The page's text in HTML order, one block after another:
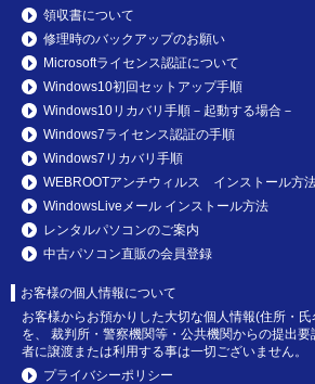
領収書について
修理時のバックアップのお願い
Microsoftライセンス認証について
Windows10初回セットアップ手順
Windows10リカバリ手順－起動する場合－
Windows7ライセンス認証の手順
Windows7リカバリ手順
WEBROOTアンチウィルス インストール方
WindowsLiveメール インストール方法
レンタルパソコンのご案内
中古パソコン直販の会員登録
お客様の個人情報について
お客様からお預かりした大切な個人情報(住所・
を、 裁判所・警察機関等・公共機関からの提出
者に譲渡または利用する事は一切ございません。
プライバシーポリシー